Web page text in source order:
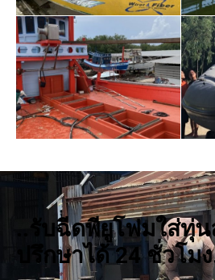
..รับฉีดพียูโฟมใส่ทุ่
ปรึกษาได้ 24 ชั่วโม